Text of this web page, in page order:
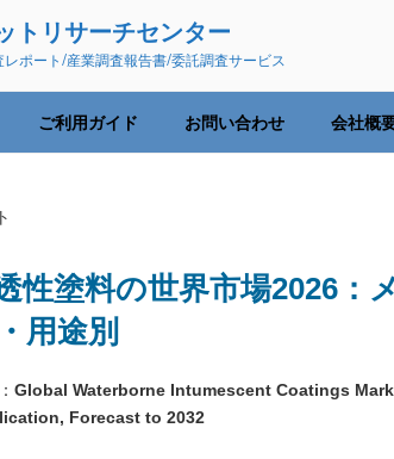
トリサーチセンター
ポート/産業調査報告書/委託調査サービス
ご利用ガイド お問い合わせ 会社概
性塗料の世界市場2026：
用途別
Global Waterborne Intumescent Coatings
Forecast to 2032